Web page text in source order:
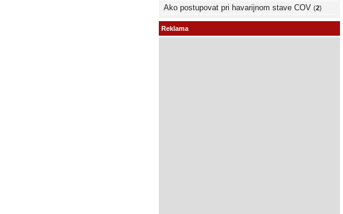
Ako postupovat pri havarijnom stave COV (2)
Reklama